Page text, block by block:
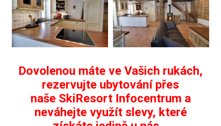
Dovolenou máte ve Vašich rukách,
rezervujte ubytování přes
naše SkiResort Infocentrum a
neváhejte využít slevy, které